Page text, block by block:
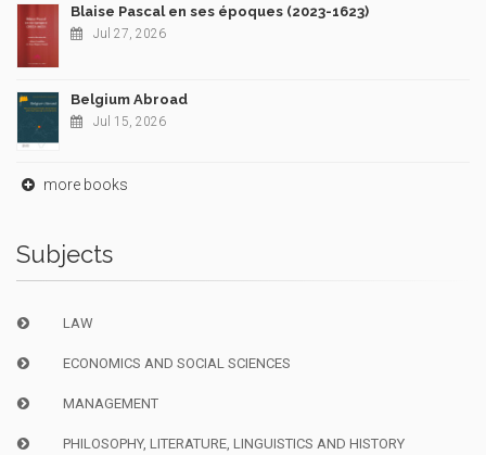
Blaise Pascal en ses époques (2023-1623)
Jul 27, 2026
Belgium Abroad
Jul 15, 2026
more books
Subjects
LAW
ECONOMICS AND SOCIAL SCIENCES
MANAGEMENT
PHILOSOPHY, LITERATURE, LINGUISTICS AND HISTORY